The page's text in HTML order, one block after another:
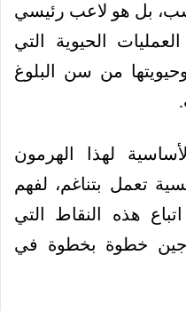
بل هو لاعب رئيسي
الحيوية التي
من سن البلوغ
لهذا الهرمون
تعمل بتناغم، لفهم
هذه النقاط التي
خطوة بخطوة في